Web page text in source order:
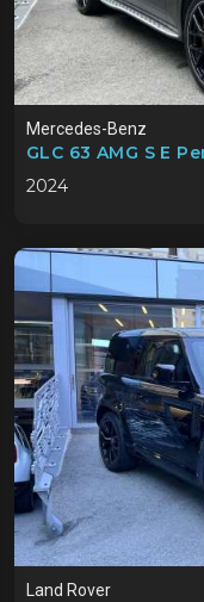
Mercedes-Benz
GLC 63 AMG S E
2024
Land Rover